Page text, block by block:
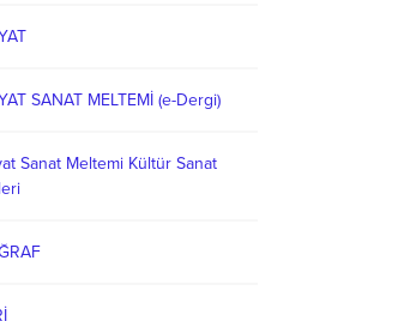
SANAT MELTEMİ (e-Dergi)
Sanat Meltemi Kültür Sanat